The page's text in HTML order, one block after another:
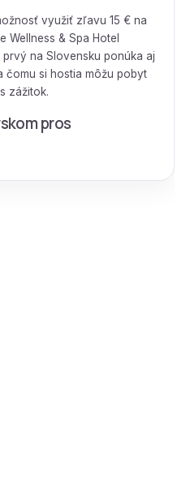
využiť zľavu 15 € na
Wellness & Spa Hotel
na Slovensku ponúka aj
čomu si hostia môžu pobyt
zážitok.
pros